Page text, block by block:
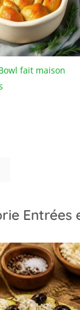
fait maison
Entrées